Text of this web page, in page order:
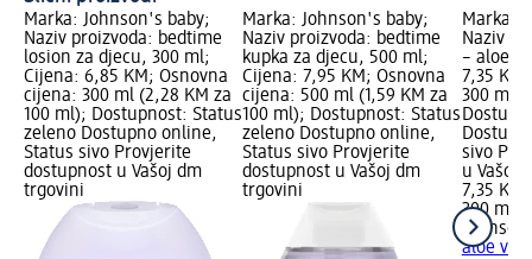
Marka: Johnson's baby;
Naziv proizvoda: bedtime
losion za djecu, 300 ml;
Cijena: 6,85 KM; Osnovna
cijena: 300 ml (2,28 KM za
100 ml); Dostupnost: Status
zeleno Dostupno online,
Status sivo Provjerite
dostupnost u Vašoj dm
trgovini
Marka: Johnson's baby;
Naziv proizvoda: bedtime
kupka za djecu, 500 ml;
Cijena: 7,95 KM; Osnovna
cijena: 500 ml (1,59 KM za
100 ml); Dostupnost: Status
zeleno Dostupno online,
Status sivo Provjerite
dostupnost u Vašoj dm
trgovini
Marka:
Naziv
– aloe
7,35
300 ml
sivo
u Vašoj
7,35 KM
300 ml
aloe